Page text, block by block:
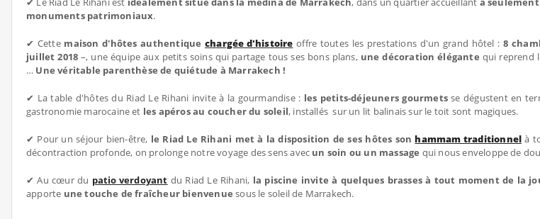
monuments patrimoniaux.
✔ Cette maison d'hôtes authentiquechargée d'histoire offre toutes les prestations d'un grand hôtel :8
juillet 2018–, une équipe aux petits soins qui partage tous ses bons plans, une décoration élégante qui reprend
… Une véritable parenthèse de quiétude à Marrakech !
✔ La table d'hôtes du Riad Le Rihani invite à la gourmandise : les petits-déjeuners gourmetsse dégustent en
gastronomie marocaine et les apéros au coucher du soleil, installés sur un lit balinais sur le toit sont magiques.
✔ Pour un séjour bien-être, le Riad Le Rihani met à la disposition de ses hôtes sonhammam traditionnel à
décontraction profonde, on prolonge notre voyage des sens avec un soin ou un massage qui nous enveloppe de
✔ Au cœur du patio verdoyant du Riad Le Rihani, la piscine invite à quelques brasses à tout moment de la
apporte une touche de fraîcheur bienvenue sous le soleil de Marrakech.